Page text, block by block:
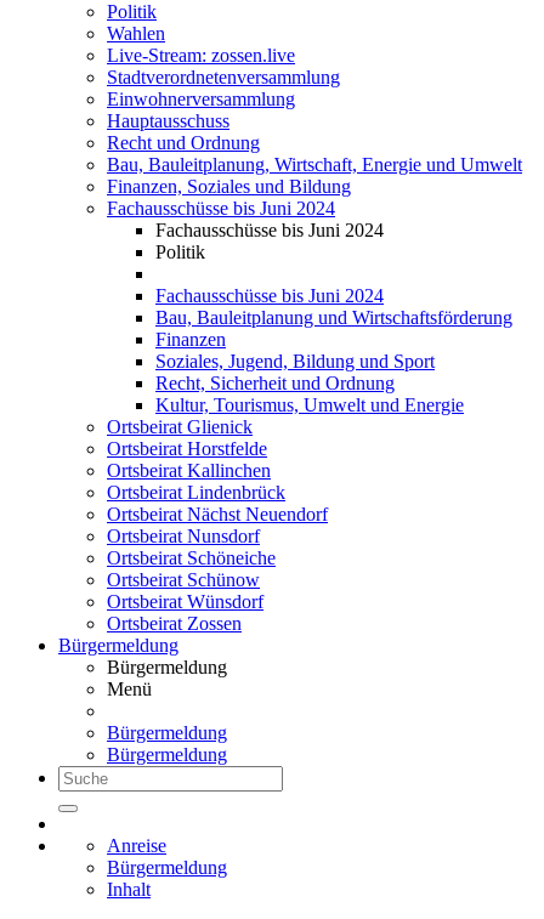
Politik
Wahlen
Live-Stream: zossen.live
Stadtverordnetenversammlung
Einwohnerversammlung
Hauptausschuss
Recht und Ordnung
Bau, Bauleitplanung, Wirtschaft, Energie und Umwelt
Finanzen, Soziales und Bildung
Fachausschüsse bis Juni 2024
Fachausschüsse bis Juni 2024
Politik
Fachausschüsse bis Juni 2024
Bau, Bauleitplanung und Wirtschaftsförderung
Finanzen
Soziales, Jugend, Bildung und Sport
Recht, Sicherheit und Ordnung
Kultur, Tourismus, Umwelt und Energie
Ortsbeirat Glienick
Ortsbeirat Horstfelde
Ortsbeirat Kallinchen
Ortsbeirat Lindenbrück
Ortsbeirat Nächst Neuendorf
Ortsbeirat Nunsdorf
Ortsbeirat Schöneiche
Ortsbeirat Schünow
Ortsbeirat Wünsdorf
Ortsbeirat Zossen
Bürgermeldung
Bürgermeldung
Menü
Bürgermeldung
Bürgermeldung
Anreise
Bürgermeldung
Inhalt